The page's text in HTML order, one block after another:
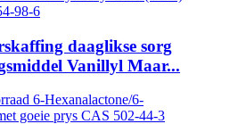
daaglikse sorg
Vanillyl Maar...